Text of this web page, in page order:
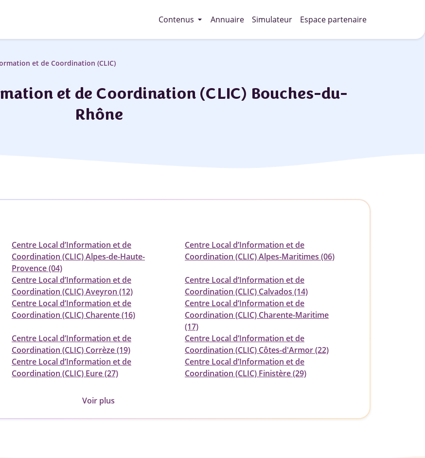
Contenus arrow_drop_down Annuaire Simulateur Espace partenaire
et de Coordination (CLIC)
et de Coordination (CLIC) Bouches-du-
Rhône
Centre Local d’Information et de
Coordination (CLIC) Alpes-de-Haute-
Provence (04)
Centre Local d’Information et de
Coordination (CLIC) Alpes-Maritimes (06)
Centre Local d’Information et de
Coordination (CLIC) Aveyron (12)
Centre Local d’Information et de
Coordination (CLIC) Calvados (14)
Centre Local d’Information et de
Coordination (CLIC) Charente (16)
Centre Local d’Information et de
Coordination (CLIC) Charente-Maritime
(17)
Centre Local d’Information et de
Coordination (CLIC) Corrèze (19)
Centre Local d’Information et de
Coordination (CLIC) Côtes-d'Armor (22)
Centre Local d’Information et de
Coordination (CLIC) Eure (27)
Centre Local d’Information et de
Coordination (CLIC) Finistère (29)
Voir plus